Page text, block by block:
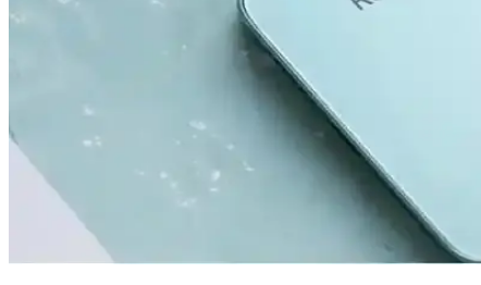
Samsung'un İlk Akıllı Telefonu ve Teknolojideki
Samsung'un ilk akıllı telefonu hakkında bilgi olmamakla birlikte,
Akıllı Telefon ve Tabletlerde Dosya Temizleme ve
Akıllı telefon ve tabletlerde düzenli dosya temizliği, cihaz
Redmi'nin En Yeni Akıllı Telefon Modeli Hakkında
Redmi'nin yeni modeli hakkında kesin detaylar henüz